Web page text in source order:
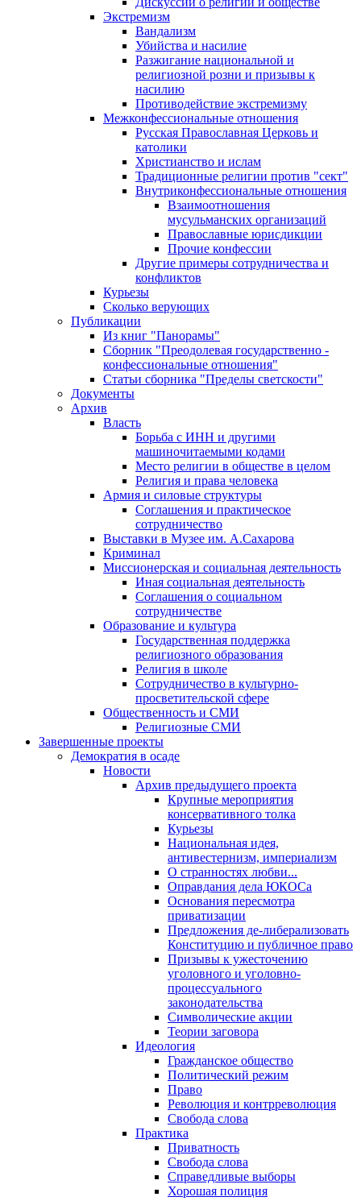
Экстремизм
Вандализм
Убийства и насилие
Разжигание национальной и
религиозной розни и призывы к
насилию
Противодействие экстремизму
Межконфессиональные отношения
Русская Православная Церковь и
католики
Христианство и ислам
Традиционные религии против "сект"
Внутриконфессиональные отношения
Взаимоотношения
мусульманских организаций
Православные юрисдикции
Прочие конфессии
Другие примеры сотрудничества и
конфликтов
Курьезы
Сколько верующих
Публикации
Из книг "Панорамы"
Сборник "Преодолевая государственно -
конфессиональные отношения"
Статьи сборника "Пределы светскости"
Документы
Архив
Власть
Борьба с ИНН и другими
машиночитаемыми кодами
Место религии в обществе в целом
Религия и права человека
Армия и силовые структуры
Соглашения и практическое
сотрудничество
Выставки в Музее им. А.Сахарова
Криминал
Миссионерская и социальная деятельность
Иная социальная деятельность
Соглашения о социальном
сотрудничестве
Образование и культура
Государственная поддержка
религиозного образования
Религия в школе
Сотрудничество в культурно-
просветительской сфере
Общественность и СМИ
Религиозные СМИ
Завершенные проекты
Демократия в осаде
Новости
Архив предыдущего проекта
Крупные мероприятия
консервативного толка
Курьезы
Национальная идея,
антивестернизм, империализм
О странностях любви...
Оправдания дела ЮКОСа
Основания пересмотра
приватизации
Предложения де-либерализовать
Конституцию и публичное право
Призывы к ужесточению
уголовного и уголовно-
процессуального
законодательства
Символические акции
Теории заговора
Идеология
Гражданское общество
Политический режим
Право
Революция и контрреволюция
Свобода слова
Практика
Приватность
Свобода слова
Справедливые выборы
Хорошая полиция